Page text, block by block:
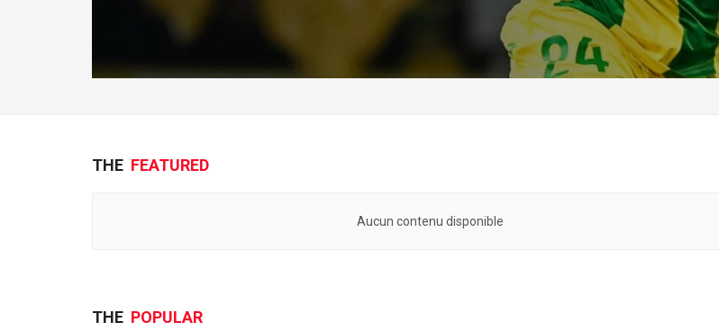
THE FEATURED
Aucun contenu disponible
THE POPULAR